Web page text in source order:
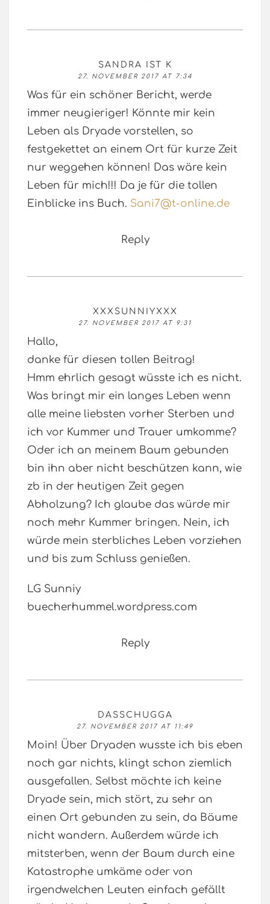
SANDRA IST K
27. NOVEMBER 2017 AT 7:34
Was für ein schöner Bericht, werde
immer neugieriger! Könnte mir kein
Leben als Dryade vorstellen, so
festgekettet an einem Ort für kurze Zeit
nur weggehen können! Das wäre kein
Leben für mich!!! Da je für die tollen
Einblicke ins Buch. Sani7@t-online.de
Reply
XXXSUNNIYXXX
27. NOVEMBER 2017 AT 9:31
Hallo,
danke für diesen tollen Beitrag!
Hmm ehrlich gesagt wüsste ich es nicht.
Was bringt mir ein langes Leben wenn
alle meine liebsten vorher Sterben und
ich vor Kummer und Trauer umkomme?
Oder ich an meinem Baum gebunden
bin ihn aber nicht beschützen kann, wie
zb in der heutigen Zeit gegen
Abholzung? Ich glaube das würde mir
noch mehr Kummer bringen. Nein, ich
würde mein sterbliches Leben vorziehen
und bis zum Schluss genießen.
LG Sunniy
buecherhummel.wordpress.com
Reply
DASSCHUGGA
27. NOVEMBER 2017 AT 11:49
Moin! Über Dryaden wusste ich bis eben
noch gar nichts, klingt schon ziemlich
ausgefallen. Selbst möchte ich keine
Dryade sein, mich stört, zu sehr an
einen Ort gebunden zu sein, da Bäume
nicht wandern. Außerdem würde ich
mitsterben, wenn der Baum durch eine
Katastrophe umkäme oder von
irgendwelchen Leuten einfach gefällt